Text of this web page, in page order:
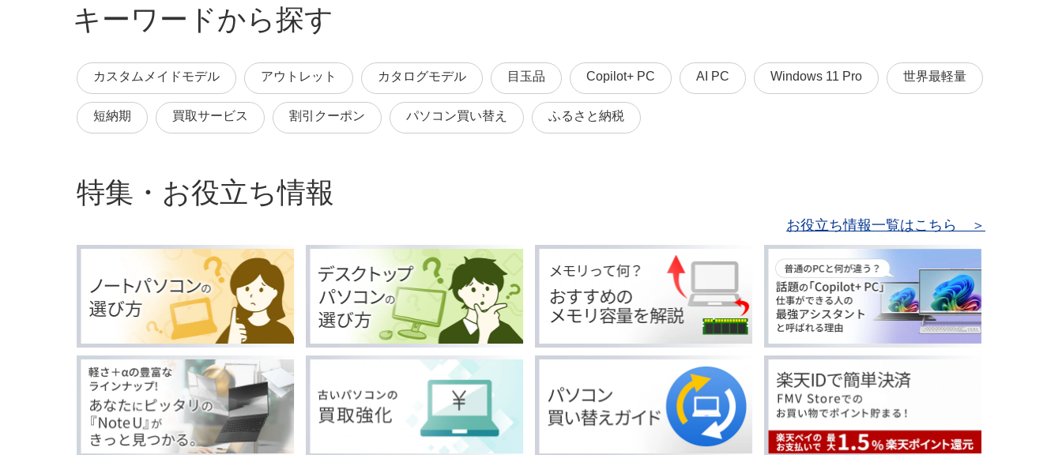
キーワードから探す
カスタムメイドモデル アウトレット カタログモデル 目玉品 Copilot+ PC AI PC Windows 11 Pro 世界最軽量
短納期 買取サービス 割引クーポン パソコン買い替え ふるさと納税
特集・お役立ち情報
お役立ち情報一覧はこちら ＞